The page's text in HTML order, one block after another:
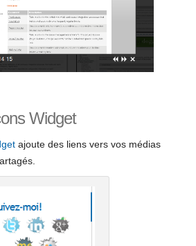
Widget
ajoute des liens vers vos médias